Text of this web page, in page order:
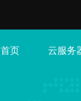
首页 云服务